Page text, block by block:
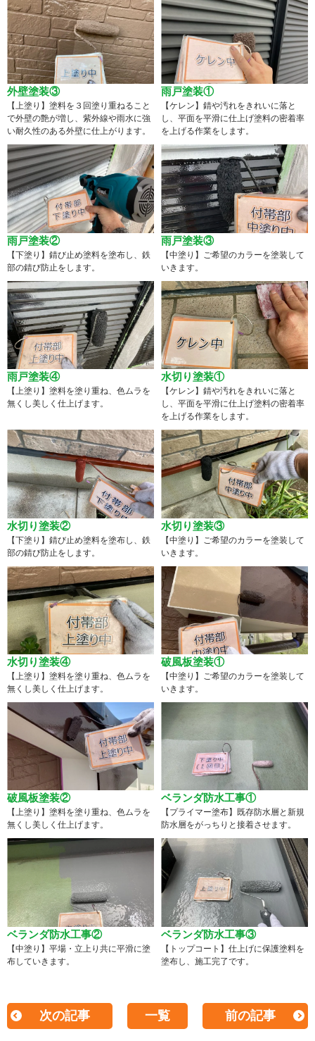
外壁塗装③
【上塗り】塗料を３回塗り重ねること
で外壁の艶が増し、紫外線や雨水に強
い耐久性のある外壁に仕上がります。
雨戸塗装①
【ケレン】錆や汚れをきれいに落と
し、平面を平滑に仕上げ塗料の密着率
を上げる作業をします。
雨戸塗装②
【下塗り】錆び止め塗料を塗布し、鉄
部の錆び防止をします。
雨戸塗装③
【中塗り】ご希望のカラーを塗装して
いきます。
雨戸塗装④
【上塗り】塗料を塗り重ね、色ムラを
無くし美しく仕上げます。
水切り塗装①
【ケレン】錆や汚れをきれいに落と
し、平面を平滑に仕上げ塗料の密着率
を上げる作業をします。
水切り塗装②
【下塗り】錆び止め塗料を塗布し、鉄
部の錆び防止をします。
水切り塗装③
【中塗り】ご希望のカラーを塗装して
いきます。
水切り塗装④
【上塗り】塗料を塗り重ね、色ムラを
無くし美しく仕上げます。
破風板塗装①
【中塗り】ご希望のカラーを塗装して
いきます。
破風板塗装②
【上塗り】塗料を塗り重ね、色ムラを
無くし美しく仕上げます。
ベランダ防水工事①
【プライマー塗布】既存防水層と新規
防水層をがっちりと接着させます。
ベランダ防水工事②
【中塗り】平場・立上り共に平滑に塗
布していきます。
ベランダ防水工事③
【トップコート】仕上げに保護塗料を
塗布し、施工完了です。
次の記事 一覧 前の記事